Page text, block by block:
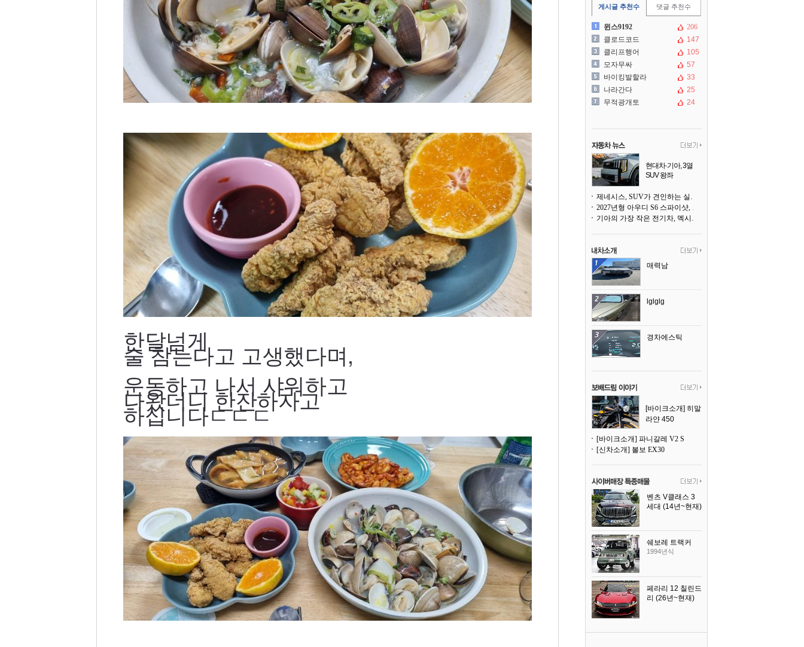
한달넘게
술 참는다고 고생했다며,
운동하고 나서 샤워하고
나왔더니 한잔하자고
하십니다ㄷㄷㄷ
게시글 추천수 댓글 추천수
윈스9192
206
클로드코드
147
클리프행어
105
모자무싸
57
바이킹발할라
33
나라간다
25
무적광개토
24
현대차·기아, 3열
SUV 왕좌
아 올까
제네시스, SUV가 견인하는 실적 속 세단도 만만치 않은 저력
2027년형 아우디 S6 스파이샷, 드리프트 준비 완료
기아의 가장 작은 전기차, 멕시코에서 생산된다
매력남
lglglg
경차에스틱
[바이크소개] 히말
라얀 450
[바이크소개] 파니갈레 V2 S
[신차소개] 볼보 EX30
벤츠 V클래스 3
세대 (14년~현재)
쉐보레 트랙커
1994년식
페라리 12 칠린드
리 (26년~현재)